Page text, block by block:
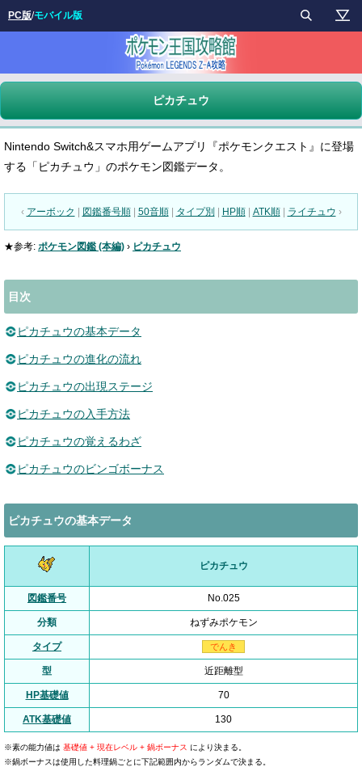
ピカチュウ
Nintendo Switch&スマホ用ゲームアプリ『ポケモンクエスト』に登場
する「ピカチュウ」のポケモン図鑑データ。
‹ アーボック 図鑑番号順| 50音順| タイプ別 HP順| ATK順| ライチュウ ›
★参考: ポケモン図鑑 (本編) › ピカチュウ
目次
ピカチュウの基本データ
ピカチュウの進化の流れ
ピカチュウの出現ステージ
ピカチュウの入手方法
ピカチュウの覚えるわざ
ピカチュウのビンゴボーナス
ピカチュウの基本データ
ピカチュウ
図鑑番号 No.025
分類 ねずみポケモン
タイプ でんき
型 近距離型
HP基礎値 70
ATK基礎値 130
※素の能力値は 基礎値 + 現在レベル + 鍋ボーナス により決まる。
※鍋ボーナスは使用した料理鍋ごとに下記範囲内からランダムで決まる。
PC版/モバイル版